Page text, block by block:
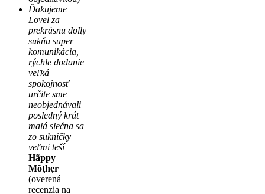
Ďakujeme
Lovel za
prekrásnu dolly
sukňu super
komunikácia,
rýchle dodanie
veľká
spokojnosť
určite sme
neobjednávali
posledný krát
malá slečna sa
zo sukničky
veľmi teší
Hãppy
Mõţhęr
(overená
recenzia na